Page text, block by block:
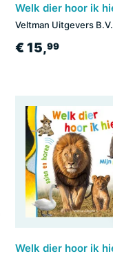
Veltman Uitgevers B.V.
€ 15,99